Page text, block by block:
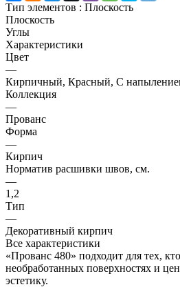
Тип элементов : Плоскость
Плоскость
Углы
Характеристики
Цвет
—
Кирпичный, Красный, С
Коллекция
—
Прованс
Форма
—
Кирпич
Норматив расшивки швов, см.
—
1,2
Тип
—
Декоративный кирпич
Все характеристики
«Прованс 480» подходит для тех,
необработанных поверхностях и
эстетику.